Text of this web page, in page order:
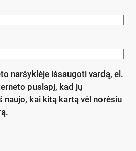
naršyklėje išsaugoti vardą, el.
puslapį, kad jų
naujo, kai kitą kartą vėl norėsiu